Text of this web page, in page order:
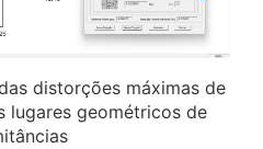
distorções máximas de
lugares geométricos de